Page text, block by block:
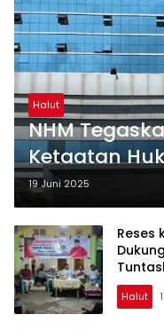
Halut
NHM
Ketaatan
Mediasi
19 Juni 2025
Reses
Halut